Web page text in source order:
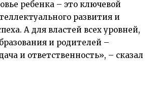
ребенка – это ключевой
развития и
А для властей всех уровней,
и родителей –
и ответственность», – сказал